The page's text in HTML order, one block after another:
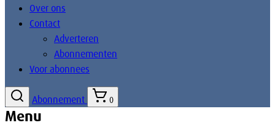
Over ons
Contact
Adverteren
Abonnementen
Voor abonnees
Abonnement 0
Menu